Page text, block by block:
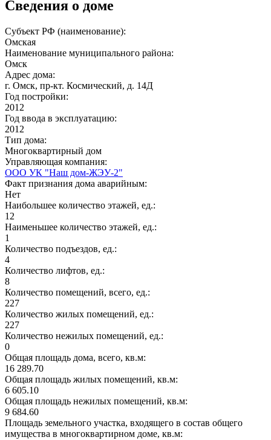
Сведения о доме
Субъект РФ (наименование):
Омская
Наименование муниципального района:
Омск
Адрес дома:
г. Омск, пр-кт. Космический, д. 14Д
Год постройки:
2012
Год ввода в эксплуатацию:
2012
Тип дома:
Многоквартирный дом
Управляющая компания:
ООО УК "Наш дом-ЖЭУ-2"
Факт признания дома аварийным:
Нет
Наибольшее количество этажей, ед.:
12
Наименьшее количество этажей, ед.:
1
Количество подъездов, ед.:
4
Количество лифтов, ед.:
8
Количество помещений, всего, ед.:
227
Количество жилых помещений, ед.:
227
Количество нежилых помещений, ед.:
0
Общая площадь дома, всего, кв.м:
16 289.70
Общая площадь жилых помещений, кв.м:
6 605.10
Общая площадь нежилых помещений, кв.м:
9 684.60
Площадь земельного участка, входящего в состав общего
имущества в многоквартирном доме, кв.м: